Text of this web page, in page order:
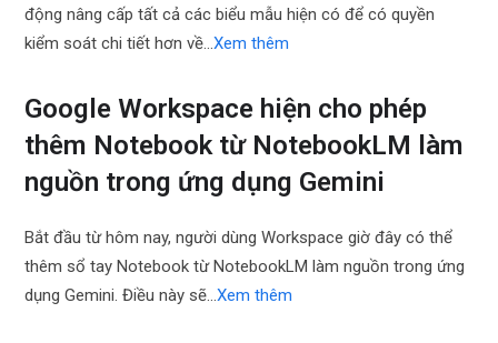
động nâng cấp tất cả các biểu mẫu hiện có để có quyền
kiểm soát chi tiết hơn về…Xem thêm
Google Workspace hiện cho phép
thêm Notebook từ NotebookLM làm
nguồn trong ứng dụng Gemini
Bắt đầu từ hôm nay, người dùng Workspace giờ đây có thể
thêm sổ tay Notebook từ NotebookLM làm nguồn trong ứng
dụng Gemini. Điều này sẽ…Xem thêm